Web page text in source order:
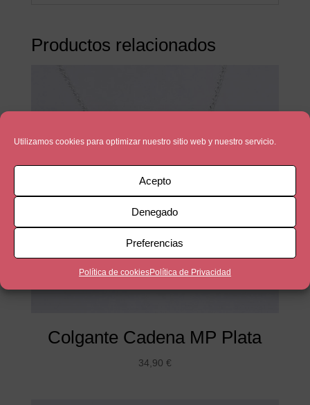
Utilizamos cookies para optimizar nuestro sitio web y nuestro servicio.
Acepto
Denegado
Preferencias
Política de cookiesPolítica de Privacidad
Productos relacionados
Colgante Cadena MP Plata
34,90 €